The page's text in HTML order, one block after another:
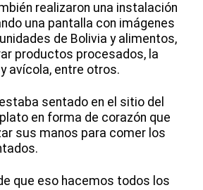
realizaron una instalación
una pantalla con imágenes
de Bolivia y alimentos,
productos procesados, la
avícola, entre otros.
sentado en el sitio del
en forma de corazón que
sus manos para comer los
que eso hacemos todos los